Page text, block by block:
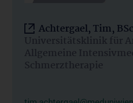
Achtergael, Tim, BSc
Universitätsklinik für
Allgemeine
Schmerztherapie